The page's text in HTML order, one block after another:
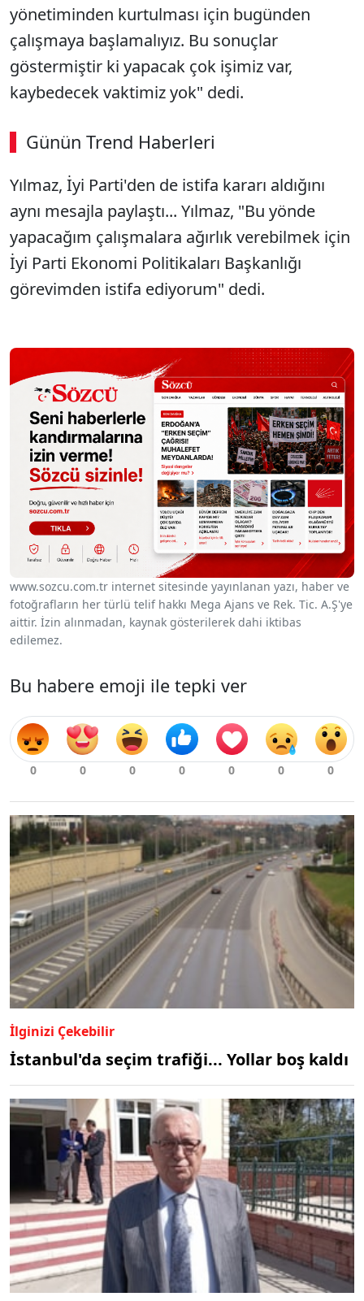
yönetiminden kurtulması için bugünden
çalışmaya başlamalıyız. Bu sonuçlar
göstermiştir ki yapacak çok işimiz var,
kaybedecek vaktimiz yok" dedi.
Günün Trend Haberleri
Yılmaz, İyi Parti'den de istifa kararı aldığını
aynı mesajla paylaştı... Yılmaz, "Bu yönde
yapacağım çalışmalara ağırlık verebilmek için
İyi Parti Ekonomi Politikaları Başkanlığı
görevimden istifa ediyorum" dedi.
www.sozcu.com.tr internet sitesinde yayınlanan yazı, haber ve
fotoğrafların her türlü telif hakkı Mega Ajans ve Rek. Tic. A.Ş'ye
aittir. İzin alınmadan, kaynak gösterilerek dahi iktibas
edilemez.
Bu habere emoji ile tepki ver
İlginizi Çekebilir
İstanbul'da seçim trafiği... Yollar boş kaldı